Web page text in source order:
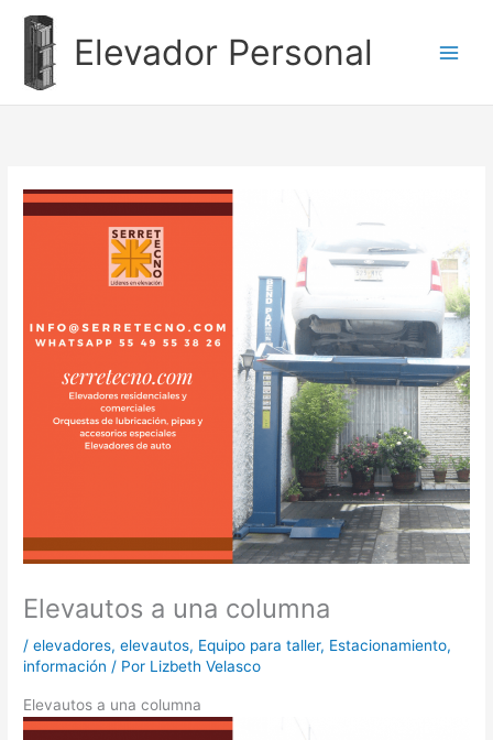
contenido
Elevador Personal
Elevautos a una columna
/elevadores,elevautos, Equipo para taller, Estacionamiento,
información / Por Lizbeth Velasco
Elevautos a una columna